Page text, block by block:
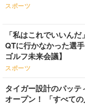
スポーツ
「私はこれでいいん
QTに行かなかった選
ゴルフ未来会議】
スポーツ
タイガー設計のパッ
オープン！ 「すべて